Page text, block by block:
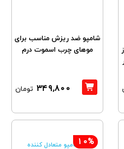
شامپو ضد ریزش مناسب برای
موهای چرب اسموت درم
349,800 تومان
10%